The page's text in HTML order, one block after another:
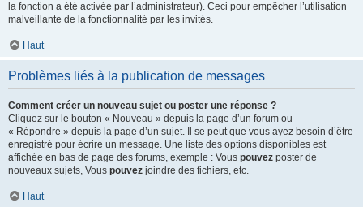
la fonction a été activée par l’administrateur). Ceci pour empêcher l’utilisation
malveillante de la fonctionnalité par les invités.
Haut
Problèmes liés à la publication de messages
Comment créer un nouveau sujet ou poster une réponse ?
Cliquez sur le bouton « Nouveau » depuis la page d’un forum ou
« Répondre » depuis la page d’un sujet. Il se peut que vous ayez besoin d’être
enregistré pour écrire un message. Une liste des options disponibles est
affichée en bas de page des forums, exemple : Vous pouvez poster de
nouveaux sujets, Vous pouvez joindre des fichiers, etc.
Haut